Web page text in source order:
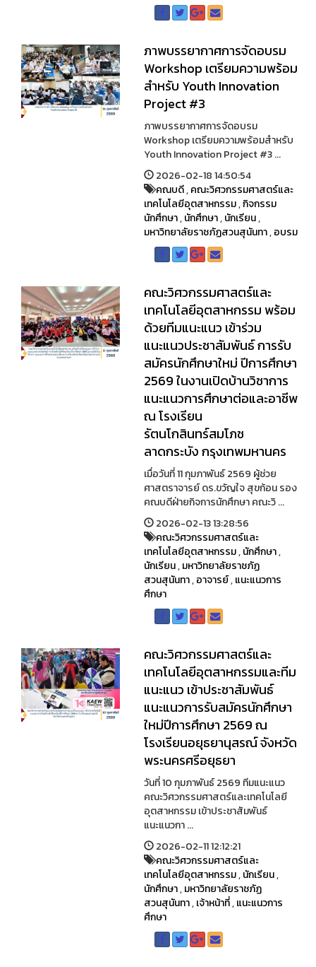
ภาพบรรยากาศการจัดอบรม
Workshop เตรียมความพร้อม
สำหรับ Youth Innovation
Project #3
ภาพบรรยากาศการจัดอบรม
Workshop เตรียมความพร้อมสำหรับ
Youth Innovation Project #3 ...
2026-02-18 14:50:54
คณบดี,คณะวิศวกรรมศาสตร์และ
เทคโนโลยีอุตสาหกรรม,กิจกรรม
นักศึกษา,นักศึกษา,นักเรียน,
มหาวิทยาลัยราชภัฏสวนสุนันทา,อบรม
คณะวิศวกรรมศาสตร์และ
เทคโนโลยีอุตสาหกรรม พร้อม
ด้วยทีมแนะแนว เข้าร่วม
แนะแนวประชาสัมพันธ์ การรับ
สมัครนักศึกษาใหม่ ปีการศึกษา
2569 ในงานเปิดบ้านวิชาการ
แนะแนวการศึกษาต่อและอาชีพ
ณ โรงเรียน
รัตนโกสินทร์สมโภช
ลาดกระบัง กรุงเทพมหานคร
เมื่อวันที่ 11 กุมภาพันธ์ 2569 ผู้ช่วย
ศาสตราจารย์ ดร.ขวัญใจ สุขก้อน รอง
คณบดีฝ่ายกิจการนักศึกษา คณะวิ ...
2026-02-13 13:28:56
คณะวิศวกรรมศาสตร์และ
เทคโนโลยีอุตสาหกรรม,นักศึกษา,
นักเรียน,มหาวิทยาลัยราชภัฏ
สวนสุนันทา,อาจารย์,แนะแนวการ
ศึกษา
คณะวิศวกรรมศาสตร์และ
เทคโนโลยีอุตสาหกรรมและทีม
แนะแนว เข้าประชาสัมพันธ์
แนะแนวการรับสมัครนักศึกษา
ใหม่ปีการศึกษา 2569 ณ
โรงเรียนอยุธยานุสรณ์ จังหวัด
พระนครศรีอยุธยา
วันที่ 10 กุมภาพันธ์ 2569 ทีมแนะแนว
คณะวิศวกรรมศาสตร์และเทคโนโลยี
อุตสาหกรรม เข้าประชาสัมพันธ์
แนะแนวกา ...
2026-02-11 12:12:21
คณะวิศวกรรมศาสตร์และ
เทคโนโลยีอุตสาหกรรม,นักเรียน,
นักศึกษา,มหาวิทยาลัยราชภัฏ
สวนสุนันทา,เจ้าหน้าที่,แนะแนวการ
ศึกษา